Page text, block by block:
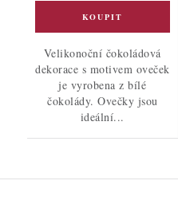
Velikonoční čokoládová
dekorace s motivem oveček
je vyrobena z bílé
čokolády. Ovečky jsou
ideální...